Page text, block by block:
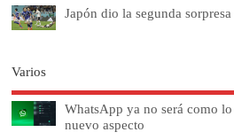
Japón dio la segunda
Varios
WhatsApp ya no será como
nuevo aspecto